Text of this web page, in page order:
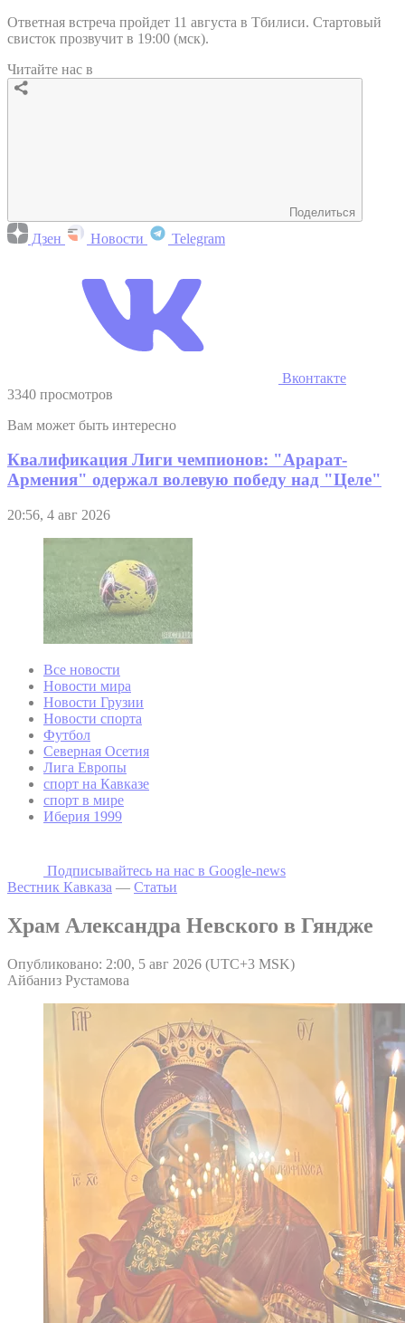
Ответная встреча пройдет 11 августа в Тбилиси. Стартовый
свисток прозвучит в 19:00 (мск).
Читайте нас в
Поделиться
Дзен Новости Telegram
Вконтакте
3340 просмотров
Вам может быть интересно
Квалификация Лиги чемпионов: "Арарат-
Армения" одержал волевую победу над "Целе"
20:56, 4 авг 2026
Все новости
Новости мира
Новости Грузии
Новости спорта
Футбол
Северная Осетия
Лига Европы
спорт на Кавказе
спорт в мире
Иберия 1999
Подписывайтесь на наc в Google-news
Вестник Кавказа — Статьи
Храм Александра Невского в Гяндже
Опубликовано: 2:00, 5 авг 2026 (UTC+3 MSK)
Айбаниз Рустамова